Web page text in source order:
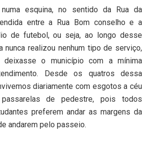
esquina, no sentido da Rua da
entre a Rua Bom conselho e a
de futebol, ou seja, ao longo desse
nunca realizou nenhum tipo de serviço,
o município com a mínima
Desde os quatros dessa
diariamente com esgotos a céu
de pedestre, pois todos
preferem andar as margens da
andarem pelo passeio.